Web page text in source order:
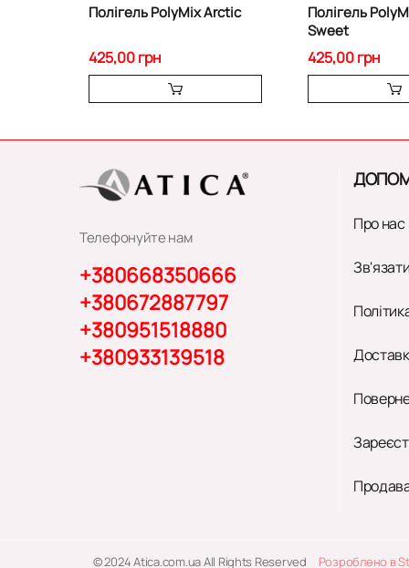
Полігель PolyMix Arctic
425,00 грн
Полігель
Sweet
425,00 грн
Телефонуйте нам
+380668350666
+380672887797
+380951518880
+380933139518
Про нас
© 2024 Atica.com.ua All Rights Reserved Розроблено в